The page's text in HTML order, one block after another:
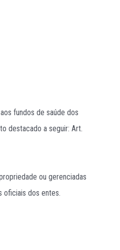
fundos de saúde dos
destacado a seguir: Art.
ou gerenciadas
oficiais dos entes.